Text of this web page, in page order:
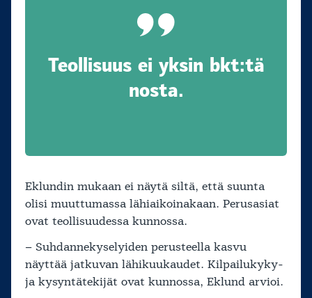
Teollisuus ei yksin bkt:tä
nosta.
Eklundin mukaan ei näytä siltä, että suunta
olisi muuttumassa lähiaikoinakaan. Perusasiat
ovat teollisuudessa kunnossa.
– Suhdannekyselyiden perusteella kasvu
näyttää jatkuvan lähikuukaudet. Kilpailukyky-
ja kysyntätekijät ovat kunnossa, Eklund arvioi.